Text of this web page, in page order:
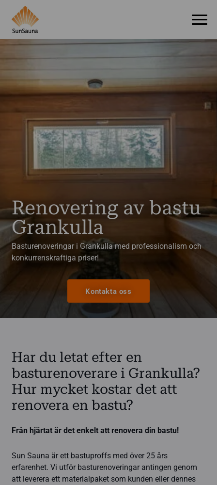
Renovering av bastu
Grankulla
Basturenoveringar i Grankulla med professionalism och
konkurrenskraftiga priser!
Kontakta oss
Har du letat efter en
basturenoverare i Grankulla?
Hur mycket kostar det att
renovera en bastu?
Från hjärtat är det enkelt att renovera din bastu!
Sun Sauna är ett bastuproffs med över 25 års
erfarenhet. Vi utför basturenoveringar antingen genom
att leverera ett materialpaket som kunden eller dennes